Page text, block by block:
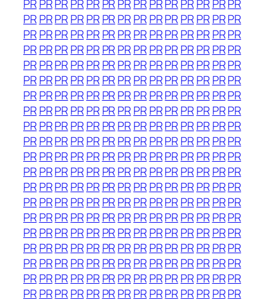
PRPRPRPRPR PRPRPRPRPRPRPR PRPR
PRPRPRPRPR PRPRPRPRPRPRPR PRPR
PRPRPRPRPR PRPRPRPRPRPRPR PRPR
PRPRPRPRPR PRPRPRPRPRPRPR PRPR
PRPRPRPRPR PRPRPRPRPRPRPR PRPR
PRPRPRPRPR PRPRPRPRPRPRPR PRPR
PRPRPRPRPR PRPRPRPRPRPRPR PRPR
PRPRPRPRPR PRPRPRPRPRPRPR PRPR
PRPRPRPRPR PRPRPRPRPRPRPR PRPR
PRPRPRPRPR PRPRPRPRPRPRPR PRPR
PRPRPRPRPR PRPRPRPRPRPRPR PRPR
PRPRPRPRPR PRPRPRPRPRPRPR PRPR
PRPRPRPRPR PRPRPRPRPRPRPR PRPR
PRPRPRPRPR PRPRPRPRPRPRPR PRPR
PRPRPRPRPR PRPRPRPRPRPRPR PRPR
PRPRPRPRPR PRPRPRPRPRPRPR PRPR
PRPRPRPRPR PRPRPRPRPRPRPR PRPR
PRPRPRPRPR PRPRPRPRPRPRPR PRPR
PRPRPRPRPR PRPRPRPRPRPRPR PRPR
PRPRPRPRPR PRPRPRPRPRPRPR PRPR